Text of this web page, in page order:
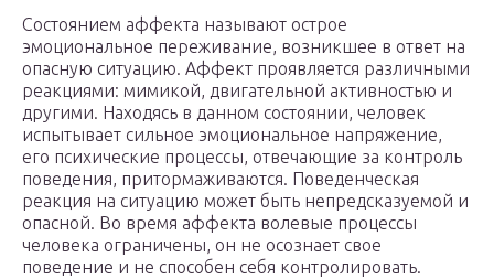
Состоянием аффекта называют острое
эмоциональное переживание, возникшее в ответ на
опасную ситуацию. Аффект проявляется различными
реакциями: мимикой, двигательной активностью и
другими. Находясь в данном состоянии, человек
испытывает сильное эмоциональное напряжение,
его психические процессы, отвечающие за контроль
поведения, притормаживаются. Поведенческая
реакция на ситуацию может быть непредсказуемой и
опасной. Во время аффекта волевые процессы
человека ограничены, он не осознает свое
поведение и не способен себя контролировать.